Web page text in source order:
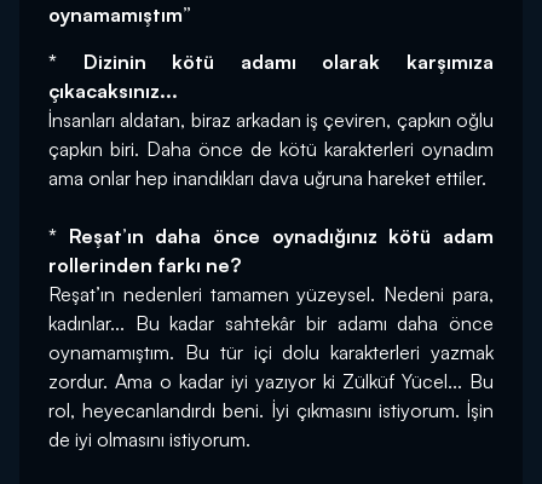
oynamamıştım”
* Dizinin kötü adamı olarak karşımıza
çıkacaksınız...
İnsanları aldatan, biraz arkadan iş çeviren, çapkın oğlu
çapkın biri. Daha önce de kötü karakterleri oynadım
ama onlar hep inandıkları dava uğruna hareket ettiler.
* Reşat’ın daha önce oynadığınız kötü adam
rollerinden farkı ne?
Reşat’ın nedenleri tamamen yüzeysel. Nedeni para,
kadınlar... Bu kadar sahtekâr bir adamı daha önce
oynamamıştım. Bu tür içi dolu karakterleri yazmak
zordur. Ama o kadar iyi yazıyor ki Zülküf Yücel... Bu
rol, heyecanlandırdı beni. İyi çıkmasını istiyorum. İşin
de iyi olmasını istiyorum.